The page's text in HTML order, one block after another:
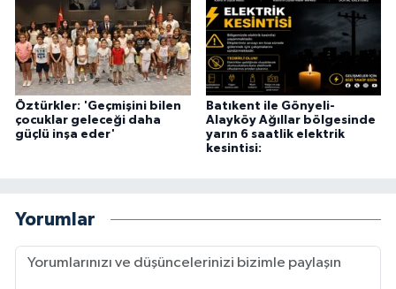
Öztürkler: 'Geçmişini bilen
çocuklar geleceği daha
güçlü inşa eder'
Batıkent ile Gönyeli-
Alayköy Ağıllar bölgesinde
yarın 6 saatlik elektrik
kesintisi:
Yorumlar